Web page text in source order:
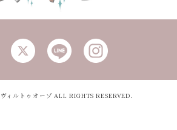
ィルトゥオーゾ ALL RIGHTS RESERVED.